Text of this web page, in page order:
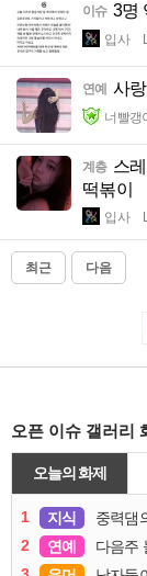
이슈 3명
입사
연예 사
너빨갱
계층 스
떡볶이
입사
최근 다음
오픈 이슈 갤러리
오늘의 화제
1 지식 중력댐
2
연예 다음주